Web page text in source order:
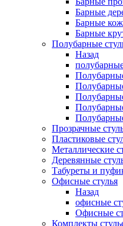
Барные
Барные
Барные
Полубарные
Назад
Прозрачные
Пластиковые
Металлические
Деревянные
Табуреты и
Офисные стулья
Назад
офисные
Офисные
Комплекты